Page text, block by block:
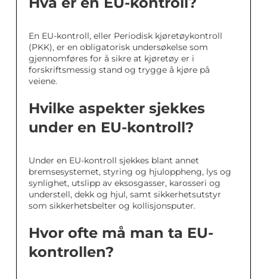
En EU-kontroll, eller Periodisk kjøretøykontroll
(PKK), er en obligatorisk undersøkelse som
gjennomføres for å sikre at kjøretøy er i
forskriftsmessig stand og trygge å kjøre på
veiene.
Hvilke aspekter sjekkes
under en EU-kontroll?
Under en EU-kontroll sjekkes blant annet
bremsesystemet, styring og hjuloppheng, lys og
synlighet, utslipp av eksosgasser, karosseri og
understell, dekk og hjul, samt sikkerhetsutstyr
som sikkerhetsbelter og kollisjonsputer.
Hvor ofte må man ta EU-
kontrollen?